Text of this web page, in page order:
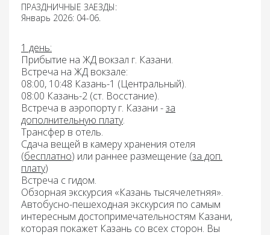
ПРАЗДНИЧНЫЕ ЗАЕЗДЫ:
Январь 2026: 04-06.
1 день:
Прибытие на ЖД вокзал г. Казани.
Встреча на ЖД вокзале:
08:00, 10:48 Казань-1 (Центральный).
08:00 Казань-2 (ст. Восстание).
Встреча в аэропортуг. Казани -за
дополнительную плату.
Трансфер в отель.
Сдача вещей в камеру хранения отеля
(бесплатно) или раннее размещение (за доп.
плату)
Встреча с гидом.
Обзорная экскурсия «Казань тысячелетняя».
Автобусно-пешеходная экскурсия по самым
интересным достопримечательностям Казани,
которая покажет Казань со всех сторон. Вы